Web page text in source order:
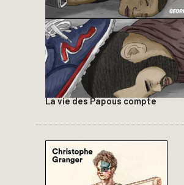
La vie des Papous compte